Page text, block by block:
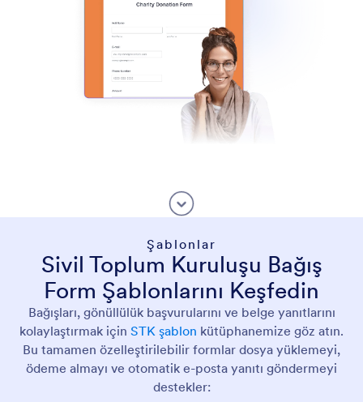
Şablonlar
Sivil Toplum Kuruluşu Bağış
Form Şablonlarını Keşfedin
Bağışları, gönüllülük başvurularını ve belge yanıtlarını
kolaylaştırmak için STK şablon kütüphanemize göz atın.
Bu tamamen özelleştirilebilir formlar dosya yüklemeyi,
ödeme almayı ve otomatik e-posta yanıtı göndermeyi
destekler: